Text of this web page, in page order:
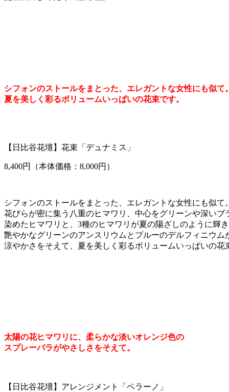
シフォンのストールをまとった、エレガントな女性にも似て。
夏を美しく彩るボリュームいっぱいの花束です。
【日比谷花壇】花束「デュナミス」
8,400円（本体価格：8,000円）
シフォンのストールをまとった、エレガントな女性にも似て。
花びらが密に集う八重のヒマワリ、中心をグリーンや深いブ
染めたヒマワリと、3種のヒマワリが夏の陽ざしのように輝き
艶やかなグリーンのアンスリウムとブルーのデルフィニウム
涼やかさをそえて、夏を美しく彩るボリュームいっぱいの花
太陽の花ヒマワリに、柔らかな淡いオレンジ色の
スプレーバラがやさしさをそえて。
【日比谷花壇】アレンジメント「ベラーノ」